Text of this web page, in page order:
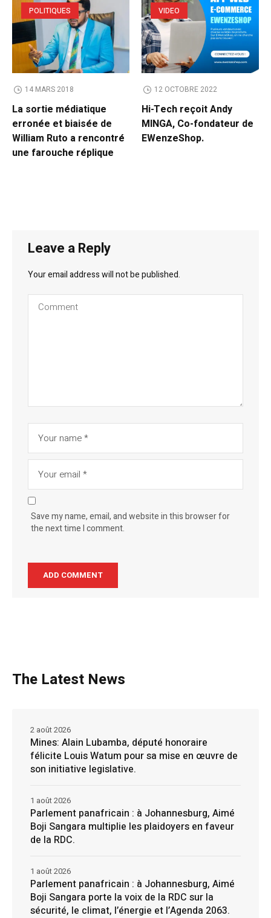
POLITIQUES
14 MARS 2018
La sortie médiatique
erronée et biaisée de
William Ruto a rencontré
une farouche réplique
VIDEO
12 OCTOBRE 2022
Hi-Tech reçoit Andy
MINGA, Co-fondateur de
EWenzeShop.
Leave a Reply
Your email address will not be published.
Save my name, email, and website in this browser for
the next time I comment.
The Latest News
Mines: Alain Lubamba, député honoraire
félicite Louis Watum pour sa mise en œuvre de
son initiative legislative.
2 août 2026
Parlement panafricain : à Johannesburg, Aimé
Boji Sangara multiplie les plaidoyers en faveur
de la RDC.
1 août 2026
Parlement panafricain : à Johannesburg, Aimé
Boji Sangara porte la voix de la RDC sur la
sécurité, le climat, l’énergie et l’Agenda 2063.
1 août 2026